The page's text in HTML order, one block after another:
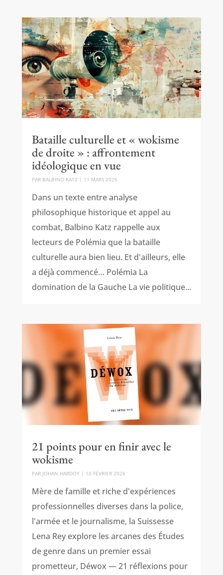
Bataille culturelle et « wokisme
de droite » : affrontement
idéologique en vue
PAR BALBINO KATZ | 11 MARS 2026
Dans un texte entre analyse
philosophique historique et appel au
combat, Balbino Katz rappelle aux
lecteurs de Polémia que la bataille
culturelle aura bien lieu. Et d'ailleurs, elle
a déjà commencé… Polémia La
domination de la Gauche La vie politique...
21 points pour en finir avec le
wokisme
PAR JOHAN HARDOY| 10 FÉVRIER 2026
Mère de famille et riche d'expériences
professionnelles diverses dans la police,
l'armée et le journalisme, la Suissesse
Lena Rey explore les arcanes des Études
de genre dans un premier essai
prometteur, Déwox — 21 réflexions pour